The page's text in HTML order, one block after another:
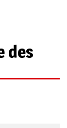
des